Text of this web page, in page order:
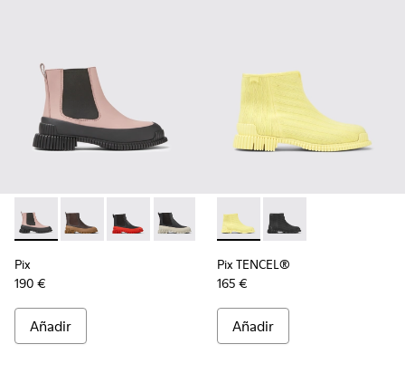
Pix - K400304-019 - Botas Chelsea rosas y negras de piel
Pix - K400304-027
Pix - K400304-026
Pix - K400304-022
Pix - K400304-014
Pix - K400304-005
Pix
190 €
Añadir
Pix TENCEL® - K400674-
Pix TENCEL® -
Pix TENCEL®
165 €
Añadir